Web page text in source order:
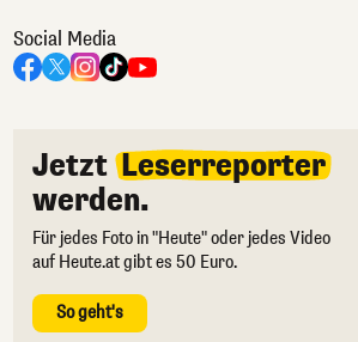
Social Media
Jetzt Leserreporter
werden.
Für jedes Foto in "Heute" oder jedes Video
auf Heute.at gibt es 50 Euro.
So geht's